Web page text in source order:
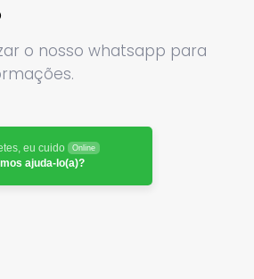
o nosso whatsapp para
eu cuido Online
ajuda-lo(a)?